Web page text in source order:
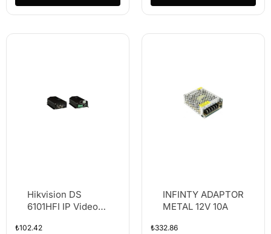
Hikvision DS
6101HFI IP Video
₺102.42
INFINTY ADAPTOR
METAL 12V 10A
₺332.86